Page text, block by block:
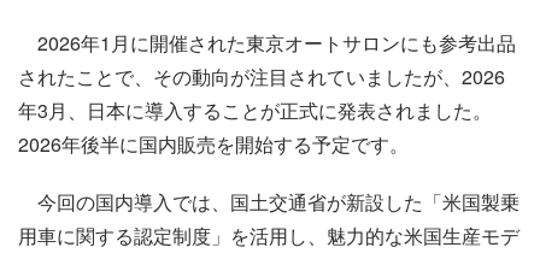
2026年1月に開催された東京オートサロンにも参考出品
されたことで、その動向が注目されていましたが、2026
年3月、日本に導入することが正式に発表されました。
2026年後半に国内販売を開始する予定です。
今回の国内導入では、国土交通省が新設した「米国製乗
用車に関する認定制度」を活用し、魅力的な米国生産モデ